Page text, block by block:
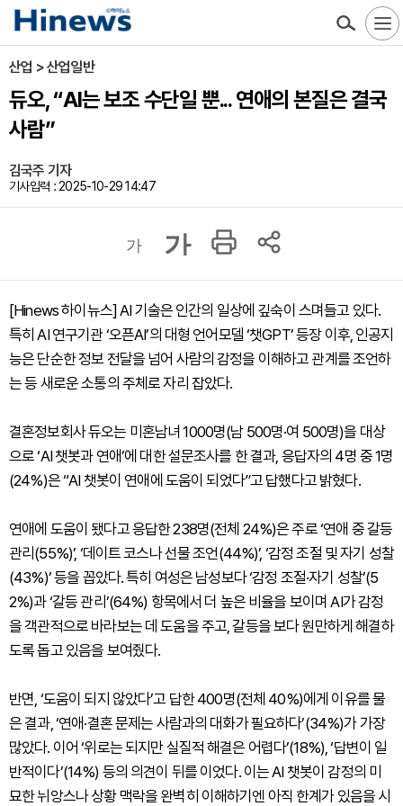
산업 > 산업일반
듀오, “AI는 보조 수단일 뿐... 연애의 본질은 결국
사람”
김국주 기자
기사입력 : 2025-10-29 14:47
가 가
[Hinews 하이뉴스] AI 기술은 인간의 일상에 깊숙이 스며들고 있다.
특히 AI 연구기관 ‘오픈AI’의 대형 언어모델 ‘챗GPT’ 등장 이후, 인공지
능은 단순한 정보 전달을 넘어 사람의 감정을 이해하고 관계를 조언하
는 등 새로운 소통의 주체로 자리 잡았다.
결혼정보회사 듀오는 미혼남녀 1000명(남 500명·여 500명)을 대상
으로 ‘AI 챗봇과 연애’에 대한 설문조사를 한 결과, 응답자의 4명 중 1명
(24%)은 “AI 챗봇이 연애에 도움이 되었다”고 답했다고 밝혔다.
연애에 도움이 됐다고 응답한 238명(전체 24%)은 주로 ‘연애 중 갈등
관리(55%)’, ‘데이트 코스나 선물 조언(44%)’, ‘감정 조절 및 자기 성찰
(43%)’ 등을 꼽았다. 특히 여성은 남성보다 ‘감정 조절·자기 성찰’(5
2%)과 ‘갈등 관리’(64%) 항목에서 더 높은 비율을 보이며 AI가 감정
을 객관적으로 바라보는 데 도움을 주고, 갈등을 보다 원만하게 해결하
도록 돕고 있음을 보여줬다.
반면, ‘도움이 되지 않았다’고 답한 400명(전체 40%)에게 이유를 물
은 결과, ‘연애·결혼 문제는 사람과의 대화가 필요하다’(34%)가 가장
많았다. 이어 ‘위로는 되지만 실질적 해결은 어렵다’(18%), ‘답변이 일
반적이다’(14%) 등의 의견이 뒤를 이었다. 이는 AI 챗봇이 감정의 미
묘한 뉘앙스나 상황 맥락을 완벽히 이해하기엔 아직 한계가 있음을 시